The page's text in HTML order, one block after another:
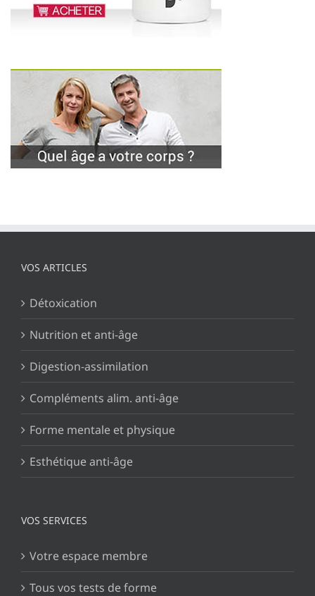
VOS ARTICLES
Détoxication
Nutrition et anti-âge
Digestion-assimilation
Compléments alim. anti-âge
Forme mentale et physique
Esthétique anti-âge
VOS SERVICES
Votre espace membre
Tous vos tests de forme